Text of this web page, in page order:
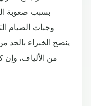
بسبب صعوبة
وجبات الصيام
ينصح الخبراء بالحد
من الألياف،